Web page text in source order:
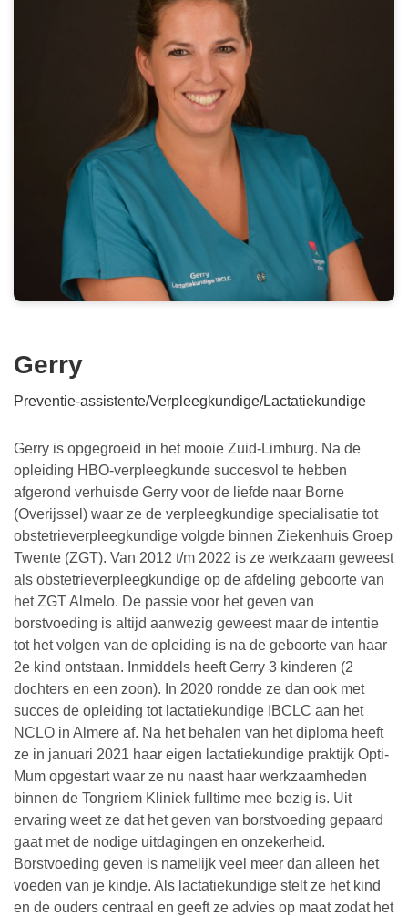
Gerry
Preventie-assistente/Verpleegkundige/Lactatiekundige
Gerry is opgegroeid in het mooie Zuid-Limburg. Na de
opleiding HBO-verpleegkunde succesvol te hebben
afgerond verhuisde Gerry voor de liefde naar Borne
(Overijssel) waar ze de verpleegkundige specialisatie tot
obstetrieverpleegkundige volgde binnen Ziekenhuis Groep
Twente (ZGT). Van 2012 t/m 2022 is ze werkzaam geweest
als obstetrieverpleegkundige op de afdeling geboorte van
het ZGT Almelo. De passie voor het geven van
borstvoeding is altijd aanwezig geweest maar de intentie
tot het volgen van de opleiding is na de geboorte van haar
2e kind ontstaan. Inmiddels heeft Gerry 3 kinderen (2
dochters en een zoon). In 2020 rondde ze dan ook met
succes de opleiding tot lactatiekundige IBCLC aan het
NCLO in Almere af. Na het behalen van het diploma heeft
ze in januari 2021 haar eigen lactatiekundige praktijk Opti-
Mum opgestart waar ze nu naast haar werkzaamheden
binnen de Tongriem Kliniek fulltime mee bezig is. Uit
ervaring weet ze dat het geven van borstvoeding gepaard
gaat met de nodige uitdagingen en onzekerheid.
Borstvoeding geven is namelijk veel meer dan alleen het
voeden van je kindje. Als lactatiekundige stelt ze het kind
en de ouders centraal en geeft ze advies op maat zodat het